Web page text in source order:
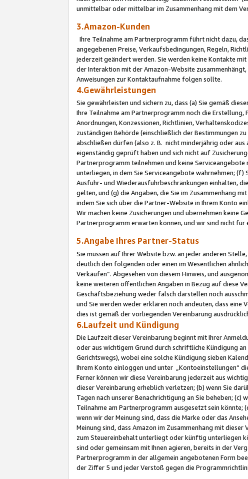
unmittelbar oder mittelbar im Zusammenhang mit dem
3.Amazon-Kunden
Ihre Teilnahme am Partnerprogramm führt nicht dazu,
angegebenen Preise, Verkaufsbedingungen, Regeln,
jederzeit geändert werden. Sie werden keine Kontakte
der Interaktion mit der Amazon-Website
Anweisungen zur Kontaktaufnahme folgen sollte.
4.Gewährleistungen
Sie gewährleisten und sichern zu, dass (a) Sie gemäß
Ihre Teilnahme am Partnerprogramm noch die
Anordnungen, Konzessionen, Richtlinien,
zuständigen Behörde (einschließlich der Bestimmungen
abschließen dürfen (also z. B. nicht minderjährig oder
eigenständig geprüft haben und sich nicht auf
Partnerprogramm teilnehmen und keine Serviceangebote
unterliegen, in dem Sie Serviceangebote wahrnehmen;
Ausfuhr- und Wiederausfuhrbeschränkungen einhalten,
gelten, und (g) die Angaben, die Sie im Zusammenhang
indem Sie sich über die Partner-Website in Ihrem Konto
Wir machen keine Zusicherungen und übernehmen keine
Partnerprogramm erwarten können, und wir sind nicht
5.Angabe Ihres Partner-Status
Sie müssen auf Ihrer Website bzw. an jeder anderen
deutlich den folgenden oder einen im Wesentlichen
Verkäufen“. Abgesehen von diesem Hinweis, und
keine weiteren öffentlichen Angaben in Bezug auf diese
Geschäftsbeziehung weder falsch darstellen noch
und Sie werden weder erklären noch andeuten, dass eine
dies ist gemäß der vorliegenden Vereinbarung
6.Laufzeit und Kündigung
Die Laufzeit dieser Vereinbarung beginnt mit Ihrer
oder aus wichtigem Grund durch schriftliche Kündigung
Gerichtswegs), wobei eine solche Kündigung sieben
Ihrem Konto einloggen und unter „Kontoeinstellungen“
Ferner können wir diese Vereinbarung jederzeit aus
dieser Vereinbarung erheblich verletzen; (b) wenn Sie
Tagen nach unserer Benachrichtigung an Sie beheben;
Teilnahme am Partnerprogramm ausgesetzt sein
wenn wir der Meinung sind, dass die Marke oder das
Meinung sind, dass Amazon im Zusammenhang mit
zum Steuereinbehalt unterliegt oder künftig unterliegen
sind oder gemeinsam mit Ihnen agieren, bereits in der
Partnerprogramm in der allgemein angebotenen Form
der Ziffer 5 und jeder Verstoß gegen die